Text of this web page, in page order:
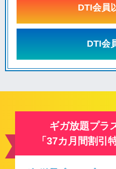
DTI会員
DTI会
ギガ放題プラ
「37カ月間割引